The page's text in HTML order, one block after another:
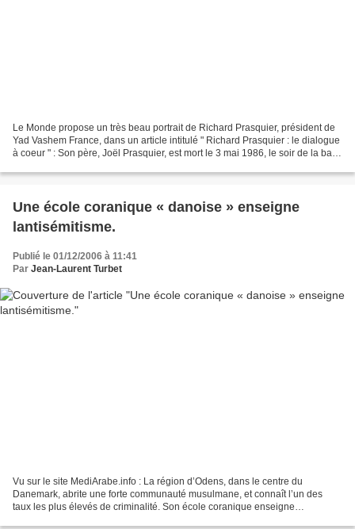
Le Monde propose un très beau portrait de Richard Prasquier, président de
Yad Vashem France, dans un article intitulé " Richard Prasquier : le dialogue
à coeur " : Son père, Joël Prasquier, est mort le 3 mai 1986, le soir de la bar-
Une école coranique « danoise » enseigne
lantisémitisme.
Publié le 01/12/2006 à 11:41
Par Jean-Laurent Turbet
Vu sur le site MediArabe.info : La région d’Odens, dans le centre du
Danemark, abrite une forte communauté musulmane, et connaît l’un des
taux les plus élevés de criminalité. Son école coranique enseigne